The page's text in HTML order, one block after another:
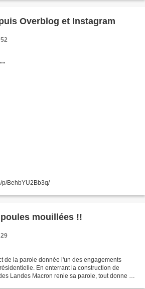
Article publié depuis Overblog et Instagram
p/BehbYU2Bb3q/
mouillées !!
de la parole donnée l'un des engagements
En enterrant la construction de
Landes Macron renie sa parole, tout donne à